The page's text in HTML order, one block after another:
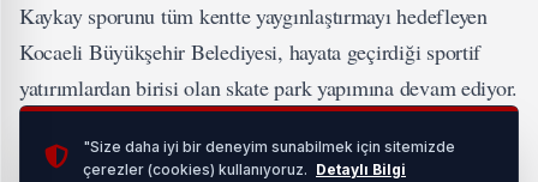
Kaykay sporunu tüm kentte yaygınlaştırmayı hedefleyen
Kocaeli Büyükşehir Belediyesi, hayata geçirdiği sportif
yatırımlardan birisi olan skate park yapımına devam ediyor.
yapan Büyükşehir Belediyesi daha sonra Başiskele, Körfez,
"Size daha iyi bir deneyim sunabilmek için sitemizde
çerezler (cookies) kullanıyoruz. Detaylı Bilgi